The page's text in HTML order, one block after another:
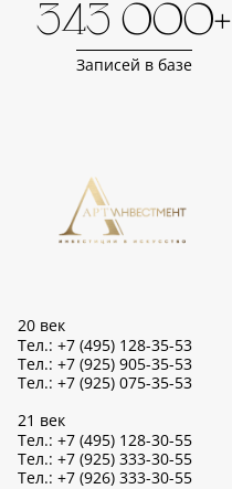
343 000+
Записей в базе
20 век
Тел.: +7 (495) 128-35-53
Тел.: +7 (925) 905-35-53
Тел.: +7 (925) 075-35-53
21 век
Тел.: +7 (495) 128-30-55
Тел.: +7 (925) 333-30-55
Тел.: +7 (926) 333-30-55